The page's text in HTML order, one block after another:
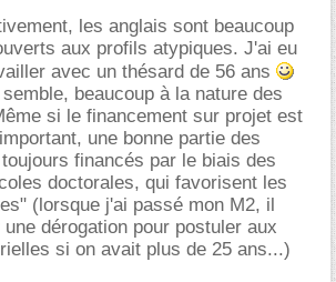
les anglais sont beaucoup
aux profils atypiques. J'ai eu
avec un thésard de 56 ans
beaucoup à la nature des
si le financement sur projet est
une bonne partie des
financés par le biais des
doctorales, qui favorisent les
(lorsque j'ai passé mon M2, il
dérogation pour postuler aux
si on avait plus de 25 ans...)